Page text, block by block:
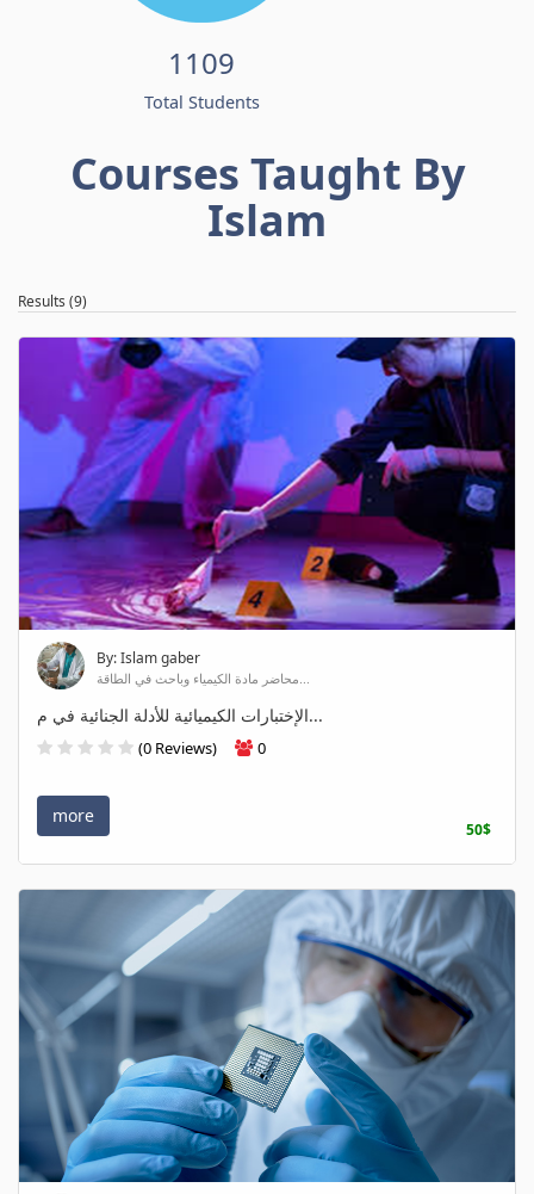
1109
Total Students
Courses Taught By
Islam
Results (9)
By: Islam gaber
محاضر مادة الكيمياء وباحث في الطاقة...
الإختبارات الكيميائية للأدلة الجنائية في م...
(0 Reviews) 0
more
50$